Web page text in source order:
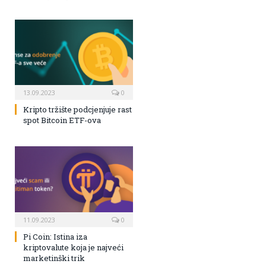
13.09.2023 0
Kripto tržište podcjenjuje rast
spot Bitcoin ETF-ova
11.09.2023 0
Pi Coin: Istina iza
kriptovalute koja je najveći
marketinški trik